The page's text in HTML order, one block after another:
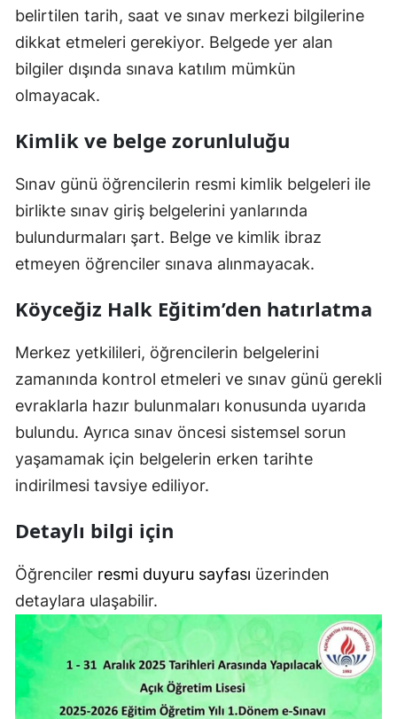
belirtilen tarih, saat ve sınav merkezi bilgilerine
dikkat etmeleri gerekiyor. Belgede yer alan
bilgiler dışında sınava katılım mümkün
olmayacak.
Kimlik ve belge zorunluluğu
Sınav günü öğrencilerin resmi kimlik belgeleri ile
birlikte sınav giriş belgelerini yanlarında
bulundurmaları şart. Belge ve kimlik ibraz
etmeyen öğrenciler sınava alınmayacak.
Köyceğiz Halk Eğitim’den hatırlatma
Merkez yetkilileri, öğrencilerin belgelerini
zamanında kontrol etmeleri ve sınav günü gerekli
evraklarla hazır bulunmaları konusunda uyarıda
bulundu. Ayrıca sınav öncesi sistemsel sorun
yaşamamak için belgelerin erken tarihte
indirilmesi tavsiye ediliyor.
Detaylı bilgi için
Öğrenciler resmi duyuru sayfası üzerinden
detaylara ulaşabilir.